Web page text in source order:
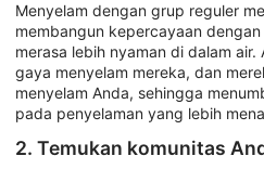
Menyelam dengan grup reguler
membangun kepercayaan
merasa lebih nyaman di dalam
gaya menyelam mereka, dan
menyelam Anda, sehingga
pada penyelaman yang lebih
2. Temukan komunitas